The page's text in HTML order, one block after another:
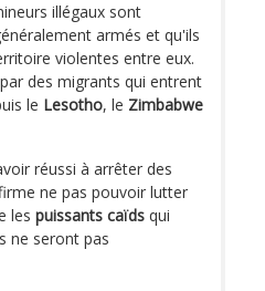
illégaux sont
armés et qu'ils
violentes entre eux.
des migrants qui entrent
le Lesotho, le Zimbabwe
réussi à arrêter des
ne pas pouvoir lutter
les puissants caïds qui
ne seront pas